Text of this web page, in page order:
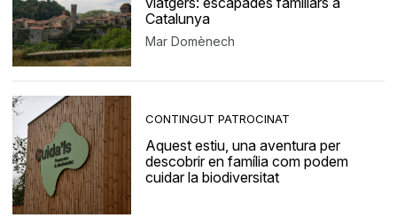
Catalunya
Mar Domènech
CONTINGUT PATROCINAT
Aquest estiu, una aventura per
descobrir en família com podem
cuidar la biodiversitat